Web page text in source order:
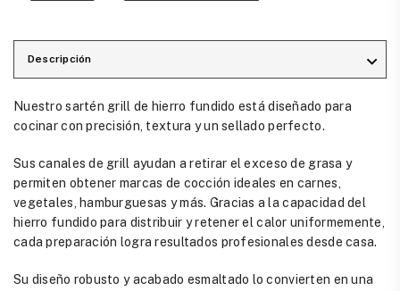
Descripción
Nuestro sartén grill de hierro fundido está diseñado para
cocinar con precisión, textura y un sellado perfecto.
Sus canales de grill ayudan a retirar el exceso de grasa y
permiten obtener marcas de cocción ideales en carnes,
vegetales, hamburguesas y más. Gracias a la capacidad del
hierro fundido para distribuir y retener el calor uniformemente,
cada preparación logra resultados profesionales desde casa.
Su diseño robusto y acabado esmaltado lo convierten en una